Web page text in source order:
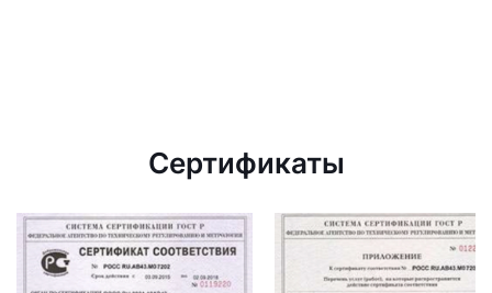
Сертификаты